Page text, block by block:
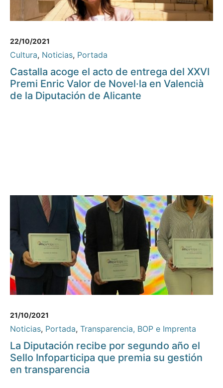
22/10/2021
Cultura, Noticias, Portada
Castalla acoge el acto de entrega del XXVI
Premi Enric Valor de Novel·la en Valencià
de la Diputación de Alicante
21/10/2021
Noticias, Portada, Transparencia, BOP e Imprenta
La Diputación recibe por segundo año el
Sello Infoparticipa que premia su gestión
en transparencia